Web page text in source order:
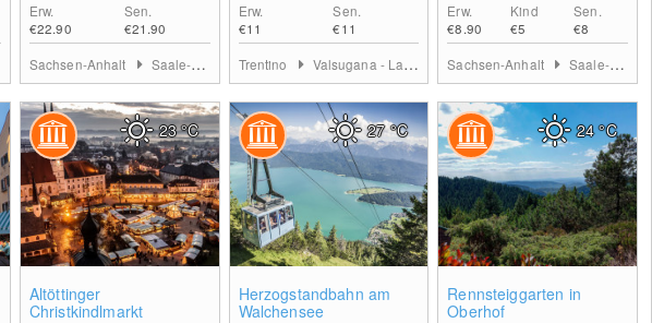
Erw.
€22.90
Sen.
€21.90
Sachsen-Anhalt Saale-Unstrut
Erw.
€11
Sen.
€11
Trentino
Valsugana - Lagorai
Erw.
€8.90
Kind
€5
Sen.
€8
Sachsen-Anhalt Saale-Unstrut
Altöttinger
Christkindlmarkt
23°C
Herzogstandbahn am
Walchensee
27°C
Rennsteiggarten in
Oberhof
24°C